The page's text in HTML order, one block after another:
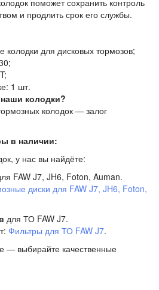
поможет сохранить контроль
и продлить срок его службы.
колодки для дисковых тормозов;
1 шт.
колодки?
колодок — залог
в наличии:
у нас вы найдёте:
FAW J7, JH6, Foton, Auman.
диски для FAW J7, JH6, Foton,
для ТО FAW J7.
Фильтры для ТО FAW J7.
— выбирайте качественные